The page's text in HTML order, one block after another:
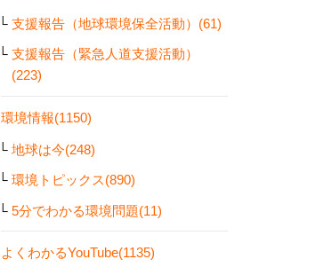
支援報告（地球環境保全活動）(61)
支援報告（緊急人道支援活動）
(223)
環境情報(1150)
地球は今(248)
環境トピックス(890)
5分でわかる環境問題(11)
よくわかるYouTube(1135)